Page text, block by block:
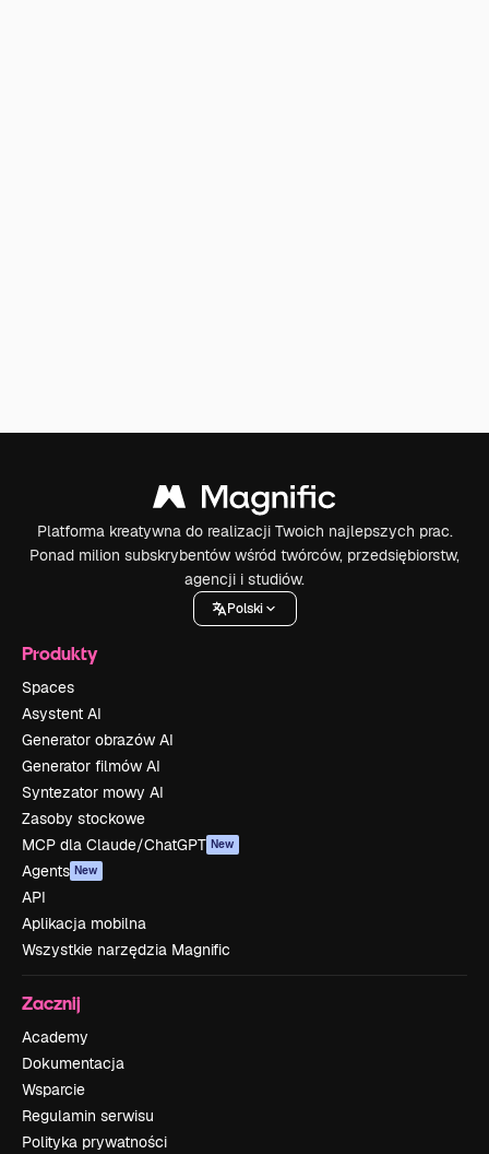
Platforma kreatywna do realizacji Twoich najlepszych prac.
Ponad milion subskrybentów wśród twórców, przedsiębiorstw,
agencji i studiów.
Polski
Produkty
Spaces
Asystent AI
Generator obrazów AI
Generator filmów AI
Syntezator mowy AI
Zasoby stockowe
MCP dla Claude/ChatGPT New
Agents New
API
Aplikacja mobilna
Wszystkie narzędzia Magnific
Zacznij
Academy
Dokumentacja
Wsparcie
Regulamin serwisu
Polityka prywatności